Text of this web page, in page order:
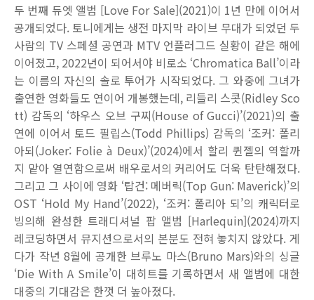
두 번째 듀엣 앨범 [Love For Sale](2021)이 1년 만에 이어서
공개되었다. 토니에게는 생전 마지막 라이브 무대가 되었던 두
사람의 TV 스페셜 공연과 MTV 언플러그드 실황이 같은 해에
이어졌고, 2022년이 되어서야 비로소 ‘Chromatica Ball’이라
는 이름의 자신의 솔로 투어가 시작되었다. 그 와중에 그녀가
출연한 영화들도 연이어 개봉했는데, 리들리 스콧(Ridley Sco
tt) 감독의 ‘하우스 오브 구찌(House of Gucci)’(2021)의 출
연에 이어서 토드 필립스(Todd Phillips) 감독의 ‘조커: 폴리
아되(Joker: Folie à Deux)’(2024)에서 할리 퀸젤의 역할까
지 맡아 열연함으로써 배우로서의 커리어도 더욱 탄탄해졌다.
그리고 그 사이에 영화 ‘탑건: 메버릭(Top Gun: Maverick)’의
OST ‘Hold My Hand’(2022), ‘조커: 폴리아 되’의 캐릭터로
빙의해 완성한 트래디셔널 팝 앨범 [Harlequin](2024)까지
레코딩하면서 뮤지션으로서의 본분도 전혀 놓치지 않았다. 게
다가 작년 8월에 공개한 브루노 마스(Bruno Mars)와의 싱글
‘Die With A Smile’이 대히트를 기록하면서 새 앨범에 대한
대중의 기대감은 한껏 더 높아졌다.